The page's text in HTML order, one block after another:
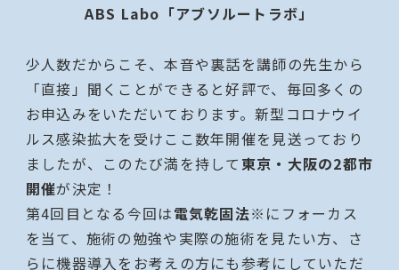
ABS Labo「アブソルートラボ」
少人数だからこそ、本音や裏話を講師の先生から
「直接」聞くことができると好評で、毎回多くの
お申込みをいただいております。新型コロナウイ
ルス感染拡大を受けここ数年開催を見送っており
ましたが、このたび満を持して 東京・大阪の2都市
開催が決定！
第4回目となる今回は電気乾固法※にフォーカス
を当て、施術の勉強や実際の施術を見たい方、さ
らに機器導入をお考えの方にも参考にしていただ